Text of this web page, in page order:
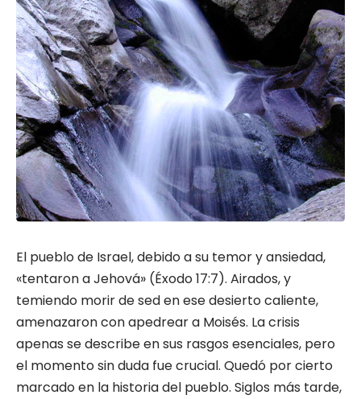
El pueblo de Israel, debido a su temor y ansiedad,
«tentaron a Jehová» (Éxodo 17:7). Airados, y
temiendo morir de sed en ese desierto caliente,
amenazaron con apedrear a Moisés. La crisis
apenas se describe en sus rasgos esenciales, pero
el momento sin duda fue crucial. Quedó por cierto
marcado en la historia del pueblo. Siglos más tarde,